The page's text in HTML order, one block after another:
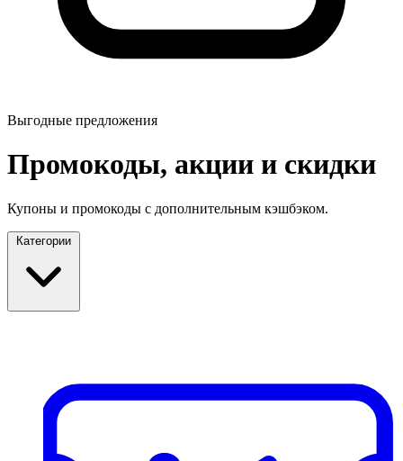
Выгодные предложения
Промокоды, акции и скидки
Купоны и промокоды с дополнительным кэшбэком.
Категории